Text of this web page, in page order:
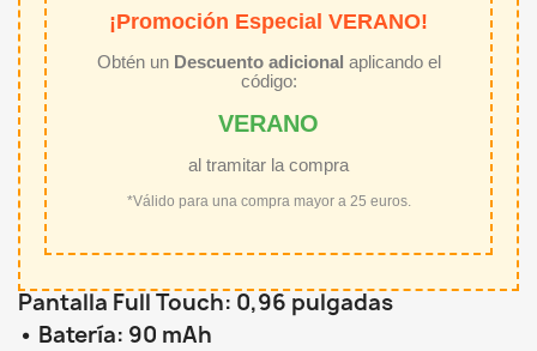
¡Promoción Especial VERANO!
Obtén un Descuento adicional aplicando el
código:
VERANO
al tramitar la compra
*Válido para una compra mayor a 25 euros.
Pantalla Full Touch: 0,96 pulgadas
• Batería: 90 mAh